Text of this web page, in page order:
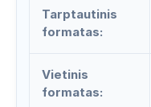
Tarptautinis
formatas:
Vietinis
formatas: